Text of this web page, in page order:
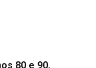
80 e 90,